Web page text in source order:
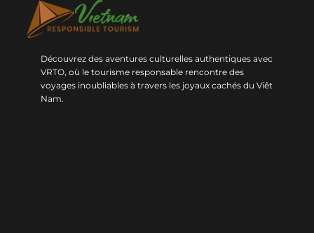
Découvrez des aventures culturelles authentiques avec
VRTO, où le tourisme responsable rencontre des
voyages inoubliables à travers les joyaux cachés du Viêt
Nam.